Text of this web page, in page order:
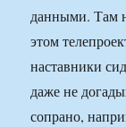
данными. Там
этом
наставники
даже не
сопрано,